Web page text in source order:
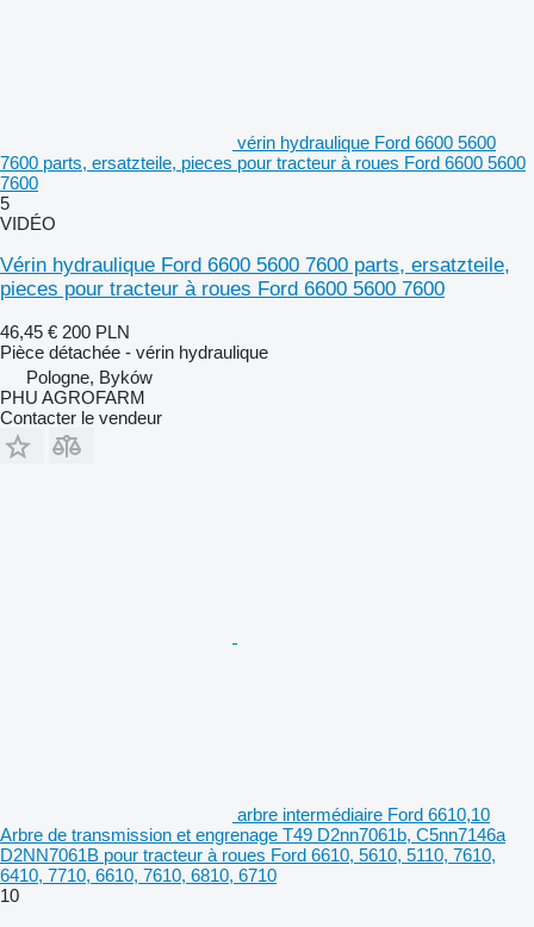
vérin hydraulique Ford 6600 5600
7600 parts, ersatzteile, pieces pour tracteur à roues Ford 6600 5600
7600
5
VIDÉO
Vérin hydraulique Ford 6600 5600 7600 parts, ersatzteile,
pieces pour tracteur à roues Ford 6600 5600 7600
46,45 € 200 PLN
Pièce détachée - vérin hydraulique
Pologne, Byków
PHU AGROFARM
Contacter le vendeur
arbre intermédiaire Ford 6610,10
Arbre de transmission et engrenage T49 D2nn7061b, C5nn7146a
D2NN7061B pour tracteur à roues Ford 6610, 5610, 5110, 7610,
6410, 7710, 6610, 7610, 6810, 6710
10